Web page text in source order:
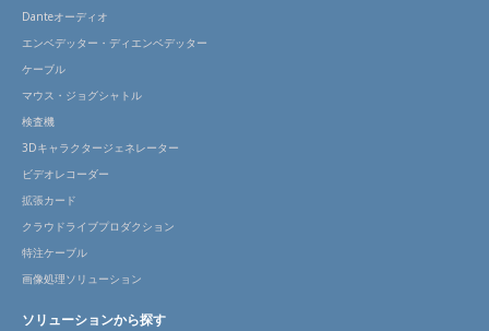
Danteオーディオ
エンベデッター・ディエンベデッター
ケーブル
マウス・ジョグシャトル
検査機
3Dキャラクタージェネレーター
ビデオレコーダー
拡張カード
クラウドライブプロダクション
特注ケーブル
画像処理ソリューション
ソリューションから探す